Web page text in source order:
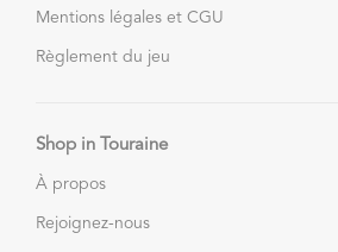
Mentions légales et CGU
Règlement du jeu
Shop in Touraine
À propos
Rejoignez-nous